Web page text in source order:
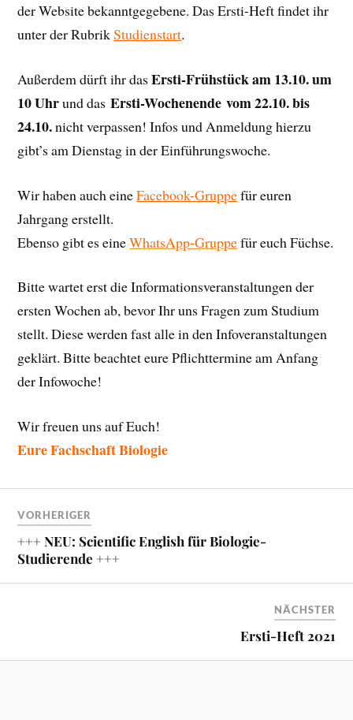
der Website bekanntgegebene. Das Ersti-Heft findet ihr
unter der RubrikStudienstart.
Außerdem dürft ihr dasErsti-Frühstück am 13.10. um
10 Uhrund dasErsti-Wochenende vom 22.10. bis
24.10.nicht verpassen! Infos und Anmeldung hierzu
gibt’s am Dienstag in der Einführungswoche.
Wir haben auch eineFacebook-Gruppefür euren
Jahrgang erstellt.
Ebenso gibt es eineWhatsApp-Gruppefür euch Füchse.
Bitte wartet erst die Informationsveranstaltungen der
ersten Wochen ab, bevor Ihr uns Fragen zum Studium
stellt. Diese werden fast alle in den Infoveranstaltungen
geklärt. Bitte beachtet eure Pflichttermine am Anfang
der Infowoche!
Wir freuen uns auf Euch!
Eure Fachschaft Biologie
VORHERIGER
+++ NEU: Scientific English für Biologie-
Studierende +++
NÄCHSTER
Ersti-Heft 2021